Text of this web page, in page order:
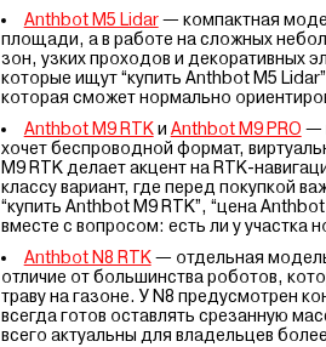
Anthbot M5 Lidar— компактная
площади, а в работе на сложных
зон, узких проходов и декоративных
которые ищут “купить Anthbot M5
которая сможет нормально
Anthbot M9 RTKи Anthbot M9 PRO —
хочет беспроводной формат,
M9 RTK делает акцент на RTK-
классу вариант, где перед покупкой
“купить Anthbot M9 RTK”, “цена
вместе с вопросом: есть ли у
Anthbot N8 RTK— отдельная
отличие от большинства роботов,
траву на газоне. У N8 предусмотрен
всегда готов оставлять срезанную
всего актуальны для владельцев